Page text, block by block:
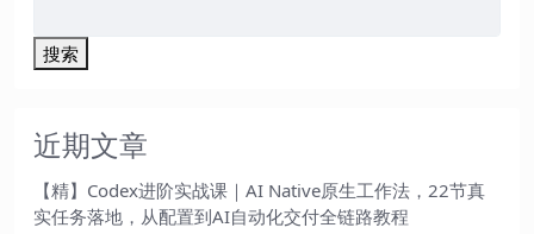
搜索
近期文章
【精】Codex进阶实战课｜AI Native原生工作法，22节真
实任务落地，从配置到AI自动化交付全链路教程